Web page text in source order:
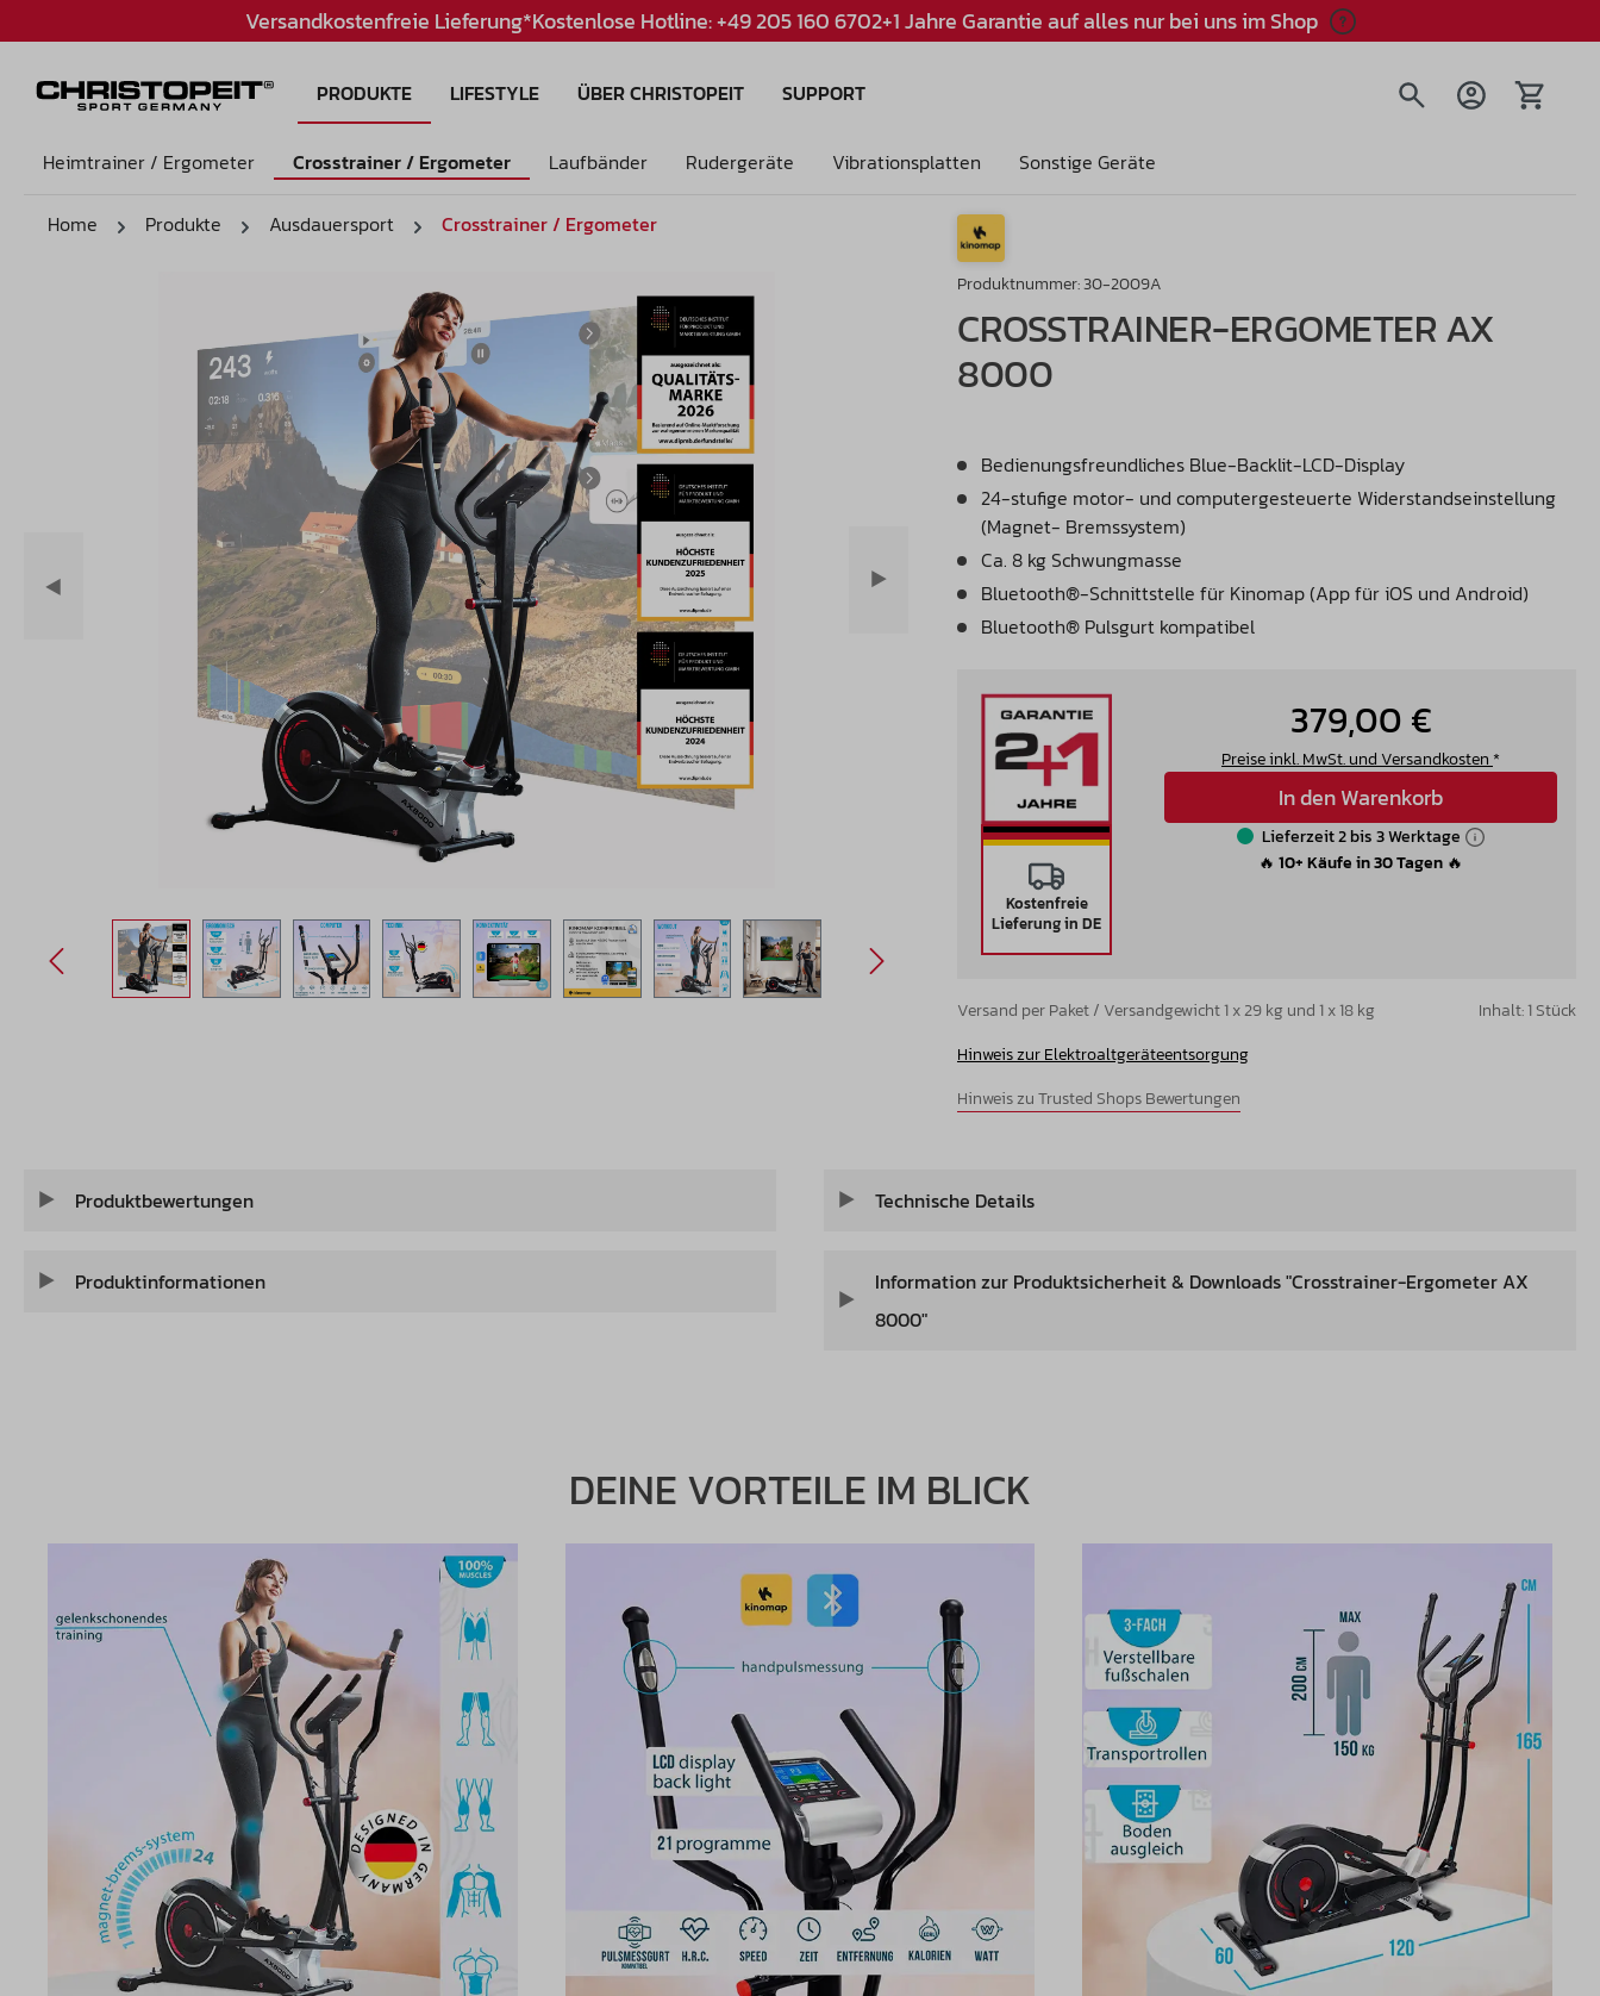
Versandkostenfreie Lieferung*Kostenlose Hotline: +49 205 160 6702+1 Jahre Garantie auf alles nur bei uns im Shop
PRODUKTE LIFESTYLE ÜBER CHRISTOPEIT SUPPORT
Heimtrainer / Ergometer Crosstrainer / Ergometer Laufbänder Rudergeräte Vibrationsplatten Sonstige Geräte
Inhalt:1 Stück
Warenkorb
Home Produkte Ausdauersport Crosstrainer / Ergometer
Produktnummer:30-2009A
CROSSTRAINER-ERGOMETER AX
8000
Bedienungsfreundliches Blue-Backlit-LCD-Display
24-stufige motor- und computergesteuerte Widerstandseinstellung
(Magnet- Bremssystem)
Ca. 8 kg Schwungmasse
Bluetooth®-Schnittstelle für Kinomap (App für iOS und Android)
Bluetooth® Pulsgurt kompatibel
Kostenfreie
Lieferung in DE
379,00 €
Preise inkl. MwSt. und Versandkosten *
In den Warenkorb
Lieferzeit 2 bis 3 Werktage
🔥 10+ Käufe in 30 Tagen 🔥
Versand per Paket / Versandgewicht 1 x 29 kg und 1 x 18 kg Inhalt:1 Stück
Hinweis zur Elektroaltgeräteentsorgung
Hinweis zu Trusted Shops Bewertungen
Produktbewertungen
Produktinformationen
Technische Details
Information zur Produktsicherheit & Downloads "Crosstrainer-Ergometer AX
8000"
DEINE VORTEILE IM BLICK